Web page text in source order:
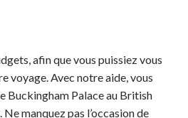
afin que vous puissiez vous
Avec notre aide, vous
Buckingham Palace au British
manquez pas l’occasion de